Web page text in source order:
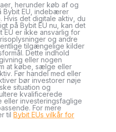
herunder køb af og
Bybit EU, indebærer
Hvis det digitale aktiv, du
på Bybit EU nu, kan det
EU er ikke ansvarlig for
og andre
tilgængelige kilder
Dette indhold
eller nogen
at købe, sælge eller
Før handel med eller
bør investorer nøje
situation og
kvalificerede
eller investeringsfaglige
For mere
til Bybit EUs vilkår for